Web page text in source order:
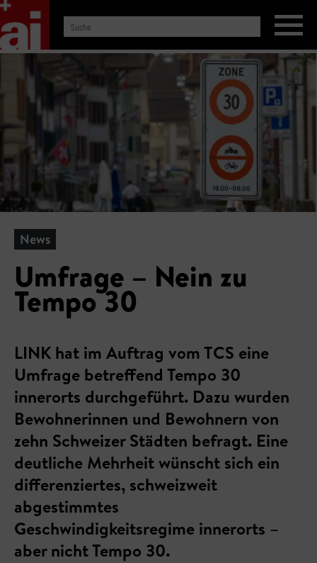
News
Umfrage – Nein zu
Tempo 30
LINK hat im Auftrag vom TCS eine
Umfrage betreffend Tempo 30
innerorts durchgeführt. Dazu wurden
Bewohnerinnen und Bewohnern von
zehn Schweizer Städten befragt. Eine
deutliche Mehrheit wünscht sich ein
differenziertes, schweizweit
abgestimmtes
Geschwindigkeitsregime innerorts –
aber nicht Tempo 30.